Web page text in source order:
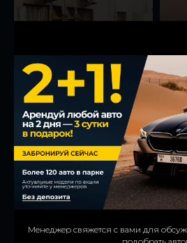
We’ll contact you to confirm details
Менеджер свяжется с вами для